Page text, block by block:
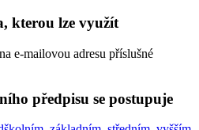
kterou lze využít
e-mailovou adresu příslušné
předpisu se postupuje